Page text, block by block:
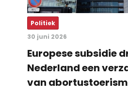
Politiek
30 juni 2026
Europese subsidie
Nederland een
van